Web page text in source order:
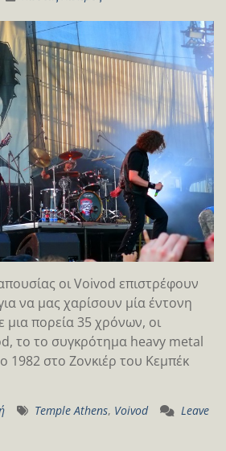
οι Voivod επιστρέφουν
να μας χαρίσουν μία έντονη
μια πορεία 35 χρόνων, οι
το το συγκρότημα heavy metal
1982 στο Ζονκιέρ του Κεμπέκ
Temple Athens, Voivod
Leave